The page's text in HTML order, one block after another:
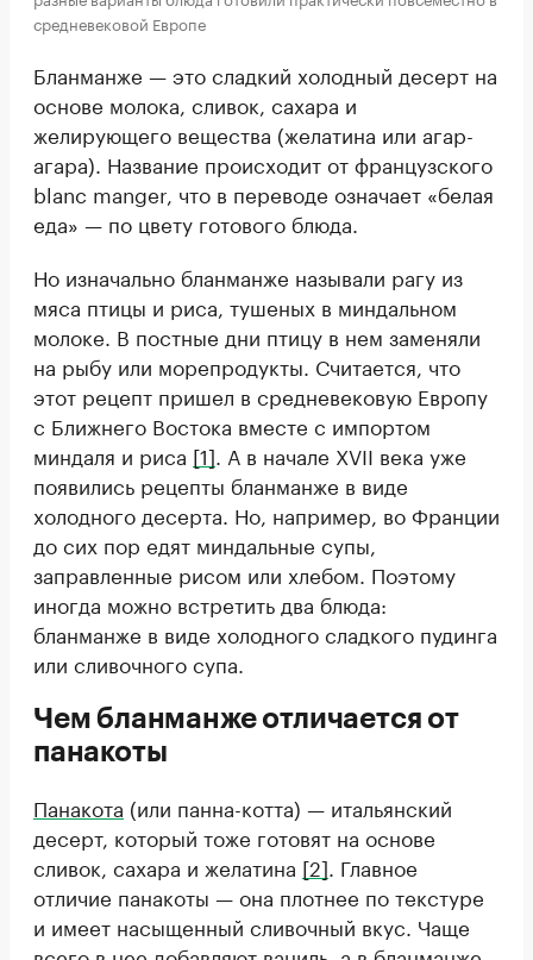
средневековой Европе
Бланманже — это сладкий холодный десерт на
основе молока, сливок, сахара и
желирующего вещества (желатина или агар-
агара). Название происходит от французского
blanc manger, что в переводе означает «белая
еда» — по цвету готового блюда.
Но изначально бланманже называли рагу из
мяса птицы и риса, тушеных в миндальном
молоке. В постные дни птицу в нем заменяли
на рыбу или морепродукты. Считается, что
этот рецепт пришел в средневековую Европу
с Ближнего Востока вместе с импортом
миндаля и риса [1] . А в начале XVII века уже
появились рецепты бланманже в виде
холодного десерта. Но, например, во Франции
до сих пор едят миндальные супы,
заправленные рисом или хлебом. Поэтому
иногда можно встретить два блюда:
бланманже в виде холодного сладкого пудинга
или сливочного супа.
Чем бланманже отличается от
панакоты
Панакота (или панна-котта) — итальянский
десерт, который тоже готовят на основе
сливок, сахара и желатина [2] . Главное
отличие панакоты — она плотнее по текстуре
и имеет насыщенный сливочный вкус. Чаще